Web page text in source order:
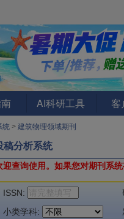
AI科研工具 客
统 > 建筑物理领域期刊
稿分析系统
查询使用。 如果您对期刊系
ISSN:
小类学科: